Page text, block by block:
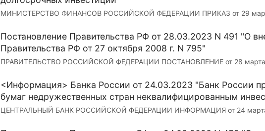
МИНИСТЕРСТВО ФИНАНСОВ РОССИЙСКОЙ ФЕДЕРАЦИИ ПРИКАЗ от 29
Постановление Правительства РФ от 28.03.2023 N 491 "О
Правительства РФ от 27 октября 2008 г. N 795"
ПРАВИТЕЛЬСТВО РОССИЙСКОЙ ФЕДЕРАЦИИ ПОСТАНОВЛЕНИЕ от 28 марта
<Информация> Банка России от 24.03.2023 "Банк России
бумаг недружественных стран неквалифицированным
ЦЕНТРАЛЬНЫЙ БАНК РОССИЙСКОЙ ФЕДЕРАЦИИ ИНФОРМАЦИЯ от 24 марта